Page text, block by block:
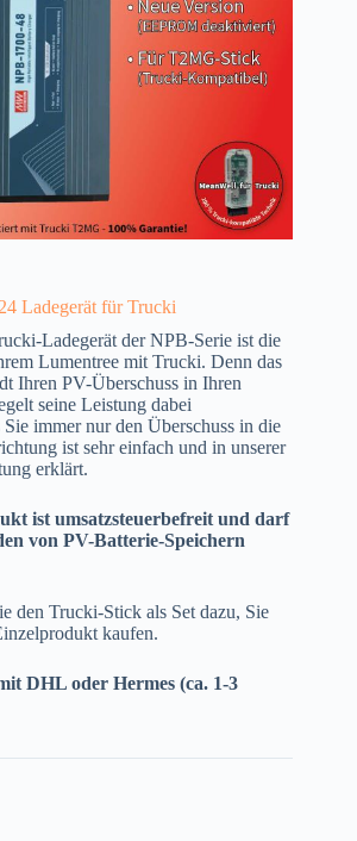
Ladegerät für Trucki
Ladegerät der NPB-Serie ist die
Lumentree mit Trucki. Denn das
Ihren PV-Überschuss in Ihren
seine Leistung dabei
immer nur den Überschuss in die
ist sehr einfach und in unserer
erklärt.
ist umsatzsteuerbefreit und darf
von PV-Batterie-Speichern
den Trucki-Stick als Set dazu, Sie
kaufen.
DHL oder Hermes (ca. 1-3